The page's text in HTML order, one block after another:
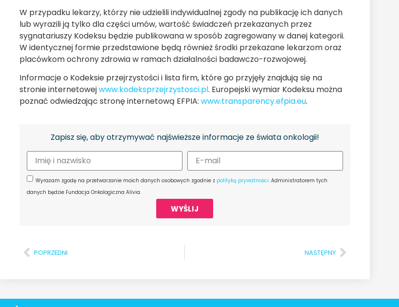
W przypadku lekarzy, którzy nie udzielili indywidualnej zgody na publikację ich danych
lub wyrazili ją tylko dla części umów, wartość świadczeń przekazanych przez
sygnatariuszy Kodeksu będzie publikowana w sposób zagregowany w danej kategorii.
W identycznej formie przedstawione będą również środki przekazane lekarzom oraz
placówkom ochrony zdrowia w ramach działalności badawczo-rozwojowej.
Informacje o Kodeksie przejrzystości i lista firm, które go przyjęły znajdują się na
stronie internetowejwww.kodeksprzejrzystosci.pl. Europejski wymiar Kodeksu można
poznać odwiedzając stronę internetową EFPIA: www.transparency.efpia.eu.
Zapisz się, aby otrzymywać najświeższe informacje ze świata onkologii!
Wyrażam zgodę na przetwarzanie moich danych osobowych zgodnie z polityką prywatności. Administratorem tych
danych będzie Fundacja Onkologiczna Alivia.
WYŚLIJ
POPRZEDNI NASTĘPNY